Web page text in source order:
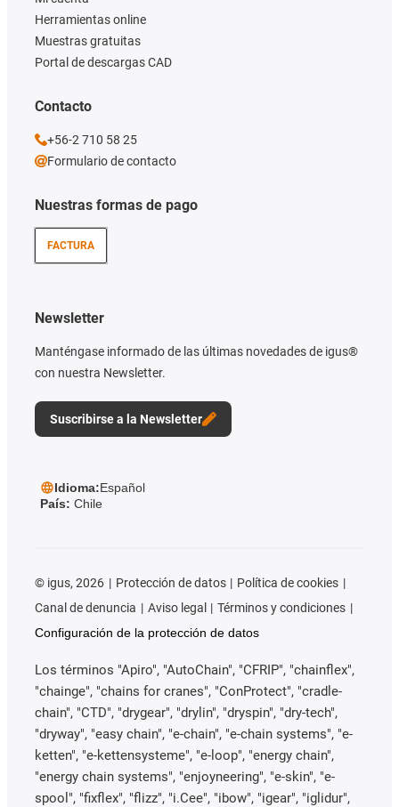
Nuestras formas de pago
FACTURA
Herramientas online
Muestras gratuitas
Portal de descargas CAD
Newsletter
Manténgase informado de las últimas novedades de igus®
con nuestra Newsletter.
Suscribirse a la Newsletter
Contacto
+56-2 710 58 25
Formulario de contacto
Idioma:Español
País: Chile
© igus, 2026 Protección de datos
Política de cookies
Canal de denuncia
Aviso legal
Términos y condiciones
Configuración de la protección de datos
Los términos "Apiro", "AutoChain", "CFRIP", "chainflex",
"chainge", "chains for cranes", "ConProtect", "cradle-
chain", "CTD", "drygear", "drylin", "dryspin", "dry-tech",
"dryway", "easy chain", "e-chain", "e-chain systems", "e-
ketten", "e-kettensysteme", "e-loop", "energy chain",
"energy chain systems", "enjoyneering", "e-skin", "e-
spool", "fixflex", "flizz", "i.Cee", "ibow", "igear", "iglidur",